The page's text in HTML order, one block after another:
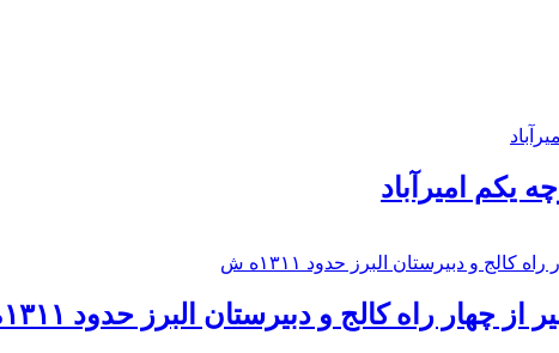
یکم امیرآباد
راه كالج و دبيرستان البرز حدود ۱۳۱۱ه ش